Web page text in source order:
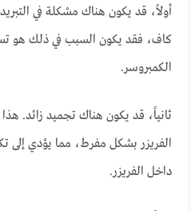
أولاً، قد يكون هناك مشكلة في
كاف، فقد يكون السبب في ذلك هو
الكمبروسر.
ثانياً، قد يكون هناك تجميد زائد.
الفريزر بشكل مفرط، مما يؤدي إلى
داخل الفريزر.